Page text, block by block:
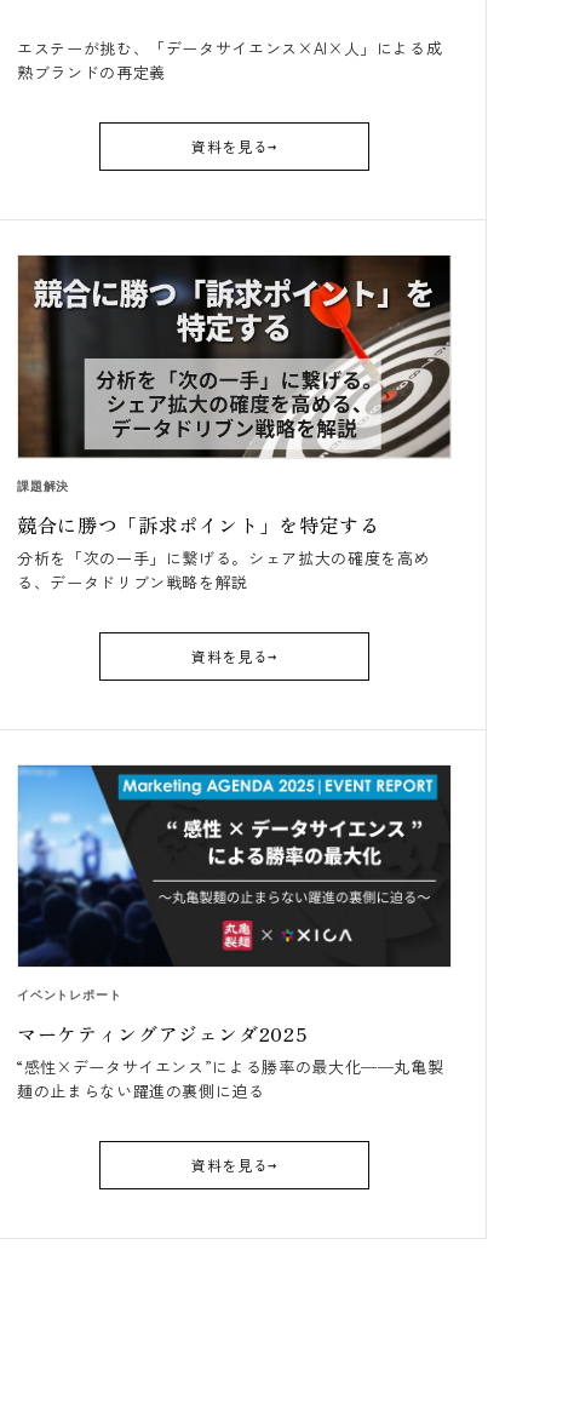
エステーが挑む、「データサイエンス×AI×人」による成
熟ブランドの再定義
資料を見る
課題解決
競合に勝つ「訴求ポイント」を特定する
分析を「次の一手」に繋げる。シェア拡大の確度を高め
る、データドリブン戦略を解説
資料を見る
イベントレポート
マーケティングアジェンダ2025
“感性×データサイエンス”による勝率の最大化──丸亀製
麺の止まらない躍進の裏側に迫る
資料を見る